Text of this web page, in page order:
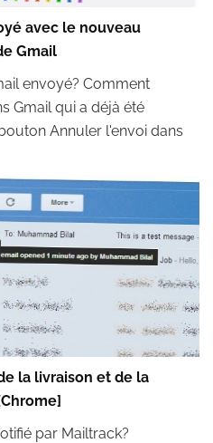
avec le nouveau
Gmail
envoyé? Comment
Gmail qui a déjà été
Annuler l'envoi dans
la livraison et de la
par Mailtrack?